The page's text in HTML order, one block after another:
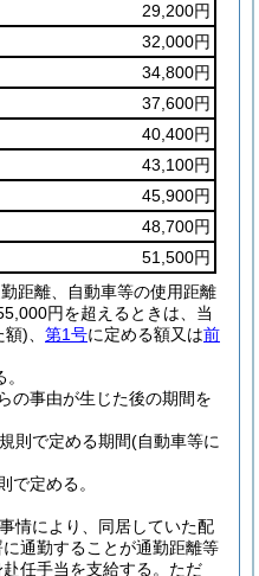
29,200円
32,000円
34,800円
37,600円
40,400円
43,100円
45,900円
48,700円
51,500円
距離、自動車等の使用距離
円を超えるときは、当
額)
第1号に定める額又は前
の事由が生じた後の期間を
則で定める期間(自動車等に
定める。
情により、同居していた配
通勤することが通勤距離等
任手当を支給する。 ただ